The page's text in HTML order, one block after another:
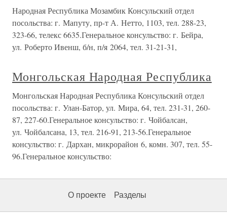
Народная Республика Мозамбик Консульский отдел
посольства: г. Мапуту, пр-т А. Нетто, 1103, тел. 288-23,
323-66, телекс 6635.Генеральное консульство: г. Бейра,
ул. Роберто Ивенш, б/н, п/я 2064, тел. 31-21-31,
Монгольская Народная Республика
Монгольская Народная Республика Консульский отдел
посольства: г. Улан-Батор, ул. Мира, 64, тел. 231-31, 260-
87, 227-60.Генеральное консульство: г. Чойбалсан,
ул. Чойбалсана, 13, тел. 216-91, 213-56.Генеральное
консульство: г. Дархан, микрорайон 6, комн. 307, тел. 55-
96.Генеральное консульство:
О проекте Разделы